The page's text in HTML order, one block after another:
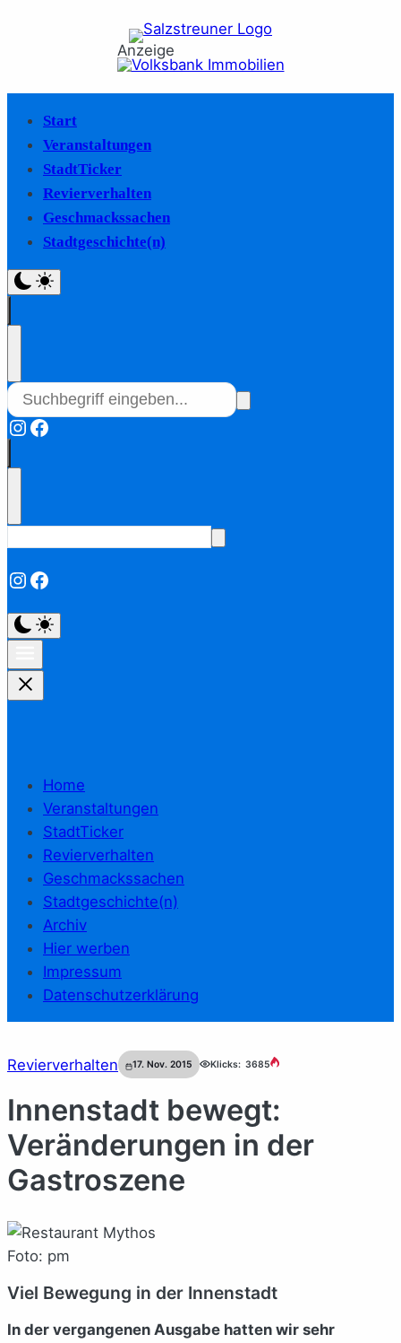
Anzeige
Start
Veranstaltungen
StadtTicker
Revierverhalten
Geschmackssachen
Stadtgeschichte(n)
Instagram
Facebook
Instagram
Facebook
Home
Veranstaltungen
StadtTicker
Revierverhalten
Geschmackssachen
Stadtgeschichte(n)
Archiv
Hier werben
Impressum
Datenschutzerklärung
Revierverhalten 17. Nov. 2015 Klicks: 3685
Innenstadt bewegt:
Veränderungen in der
Gastroszene
Foto: pm
Viel Bewegung in der Innenstadt
In der vergangenen Ausgabe hatten wir sehr